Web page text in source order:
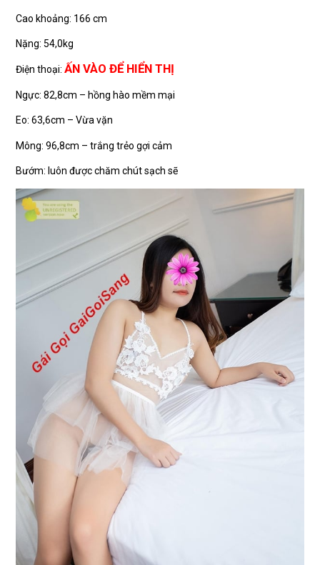
Cao khoảng: 166 cm
Nặng: 54,0kg
Điện thoại:ẤN VÀO ĐỂ HIỂN THỊ
Ngực: 82,8cm – hồng hào mềm mại
Eo: 63,6cm – Vừa vặn
Mông: 96,8cm – trắng trẻo gợi cảm
Bướm: luôn được chăm chút sạch sẽ